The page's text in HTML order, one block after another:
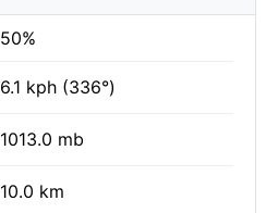
50%
6.1 kph (336°)
1013.0 mb
10.0 km